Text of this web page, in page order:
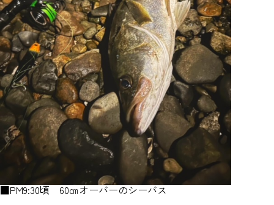
■PM9:30頃 60㎝オーバーのシーバス